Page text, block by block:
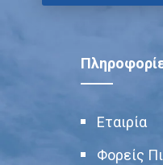
Εταιρία
Φορείς